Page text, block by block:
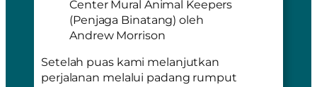
Center Mural Animal Keepers
(Penjaga Binatang) oleh
Andrew Morrison
Setelah puas kami melanjutkan
perjalanan melalui padang rumput